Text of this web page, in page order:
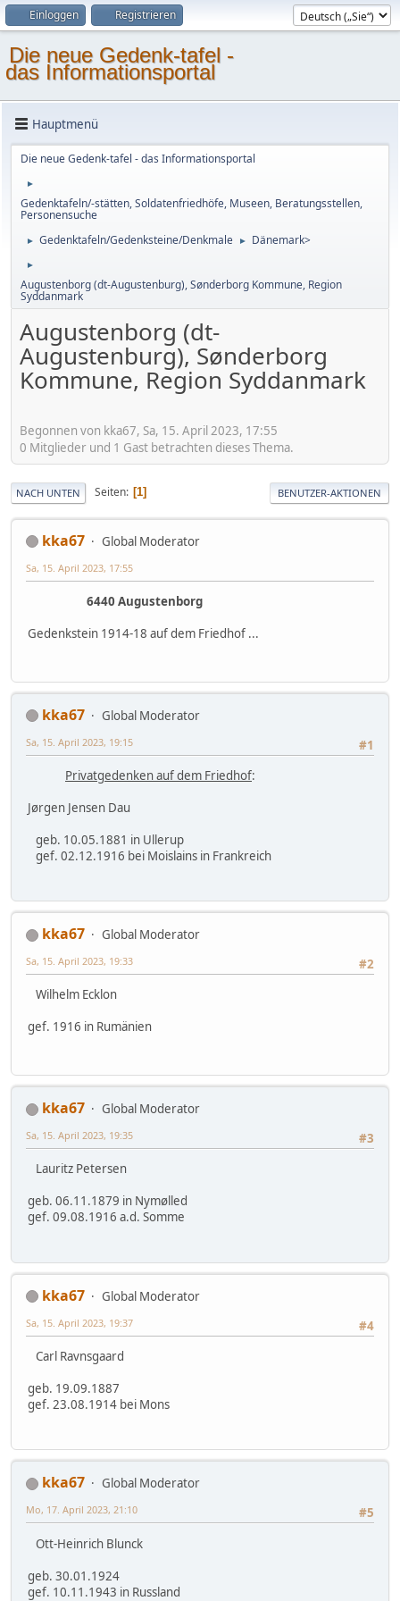
Einloggen Registrieren
Die neue Gedenk-tafel -
das Informationsportal
Hauptmenü
Die neue Gedenk-tafel - das Informationsportal
►
Gedenktafeln/-stätten, Soldatenfriedhöfe, Museen, Beratungsstellen,
Personensuche
► Gedenktafeln/Gedenksteine/Denkmale ► Dänemark>
►
Augustenborg (dt-Augustenburg), Sønderborg Kommune, Region
Syddanmark
Augustenborg (dt-
Augustenburg), Sønderborg
Kommune, Region Syddanmark
Begonnen von kka67, Sa, 15. April 2023, 17:55
0 Mitglieder und 1 Gast betrachten dieses Thema.
NACH UNTEN Seiten 1 BENUTZER-AKTIONEN
kka67 Global Moderator
Sa, 15. April 2023, 17:55
6440 Augustenborg
Gedenkstein 1914-18 auf dem Friedhof ...
kka67
Global Moderator
#1
Sa, 15. April 2023, 19:15
Privatgedenken auf dem Friedhof:
Jørgen Jensen Dau
geb. 10.05.1881 in Ullerup
gef. 02.12.1916 bei Moislains in Frankreich
kka67
Global Moderator
#2
Sa, 15. April 2023, 19:33
Wilhelm Ecklon
gef. 1916 in Rumänien
kka67
Global Moderator
#3
Sa, 15. April 2023, 19:35
Lauritz Petersen
geb. 06.11.1879 in Nymølled
gef. 09.08.1916 a.d. Somme
kka67
Global Moderator
#4
Sa, 15. April 2023, 19:37
Carl Ravnsgaard
geb. 19.09.1887
gef. 23.08.1914 bei Mons
kka67
Global Moderator
#5
Mo, 17. April 2023, 21:10
Ott-Heinrich Blunck
geb. 30.01.1924
gef. 10.11.1943 in Russland